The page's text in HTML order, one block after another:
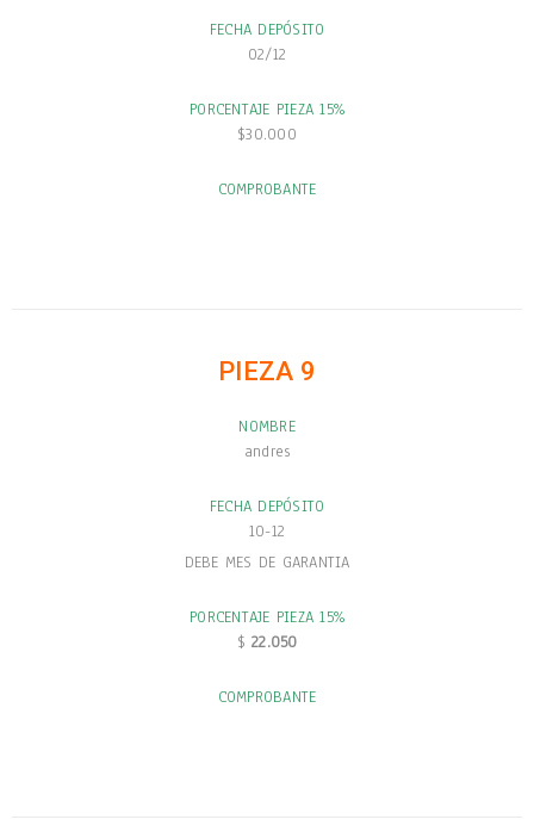
FECHA DEPÓSITO
02/12
PORCENTAJE PIEZA 15%
$30.000
COMPROBANTE
PIEZA 9
NOMBRE
andres
FECHA DEPÓSITO
10-12
DEBE MES DE GARANTIA
PORCENTAJE PIEZA 15%
$ 22.050
COMPROBANTE